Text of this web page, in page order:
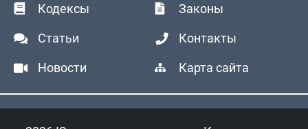
Кодексы Законы
Статьи Контакты
Новости Карта сайта